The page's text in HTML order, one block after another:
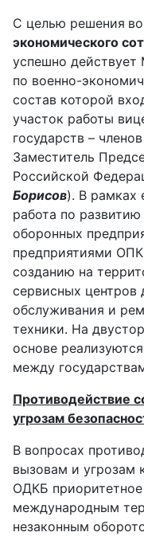
С целью решения
экономического
успешно действует
по военно-
состав которой
участок работы
государств –
Заместитель
Российской
Борисов). В рамках
работа по
оборонных
предприятиями
созданию на
сервисных центров
обслуживания и
техники. На
основе
между
Противодействие
угрозам
В вопросах
вызовам и угрозам
ОДКБ
международным
незаконным